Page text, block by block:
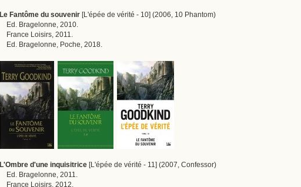
Le Fantôme du souvenir [L'épée de vérité - 10] (2006, 10 Phantom)
Ed. Bragelonne, 2010.
France Loisirs, 2011.
Ed. Bragelonne, Poche, 2018.
L'Ombre d'une inquisitrice [L'épée de vérité - 11] (2007, Confessor)
Ed. Bragelonne, 2011.
France Loisirs, 2012.